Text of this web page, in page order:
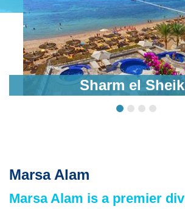
Sharm el
Marsa Alam
Marsa Alam is a premier